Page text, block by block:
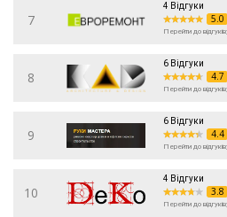
7
4 Відгуки
5.0
Перейти до відгуків
8
6 Відгуки
4.7
Перейти до відгуків
9
6 Відгуки
4.4
Перейти до відгуків
10
4 Відгуки
3.8
Перейти до відгуків